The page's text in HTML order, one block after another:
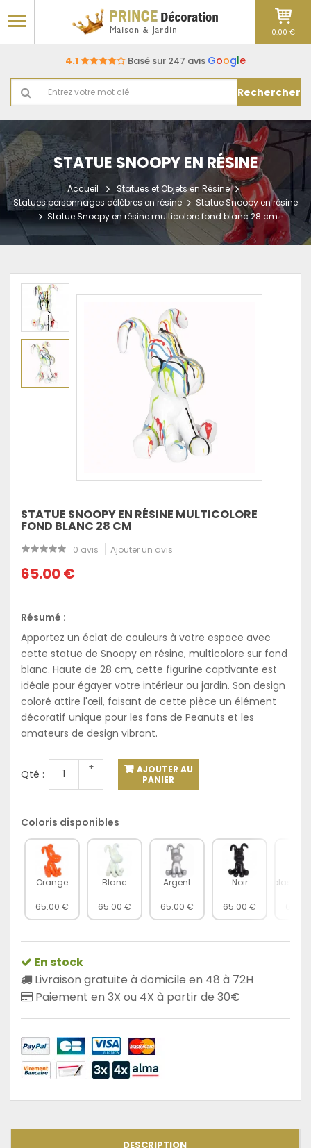
4.1 Basé sur 247 avis Google
Rechercher
0.00 €
STATUE SNOOPY EN RÉSINE
Accueil
Statues et Objets en Résine
Statues personnages célèbres en résine
Statue Snoopy en résine
Statue Snoopy en résine multicolore fond blanc 28 cm
STATUE SNOOPY EN RÉSINE MULTICOLORE
FOND BLANC 28 CM
0 avis Ajouter un avis
65.00 €
Résumé :
Apportez un éclat de couleurs à votre espace avec
cette statue de Snoopy en résine, multicolore sur fond
blanc. Haute de 28 cm, cette figurine captivante est
idéale pour égayer votre intérieur ou jardin. Son design
coloré attire l'œil, faisant de cette pièce un élément
décoratif unique pour les fans de Peanuts et les
amateurs de design vibrant.
Qté :
+
-
AJOUTER AU
PANIER
Coloris disponibles
Orange
65.00 €
Blanc
65.00 €
Argent
65.00 €
Noir
65.00 €
Splash
En stock
Livraison gratuite à domicile en 48 à 72H
Paiement en 3X ou 4X à partir de 30€
DESCRIPTION